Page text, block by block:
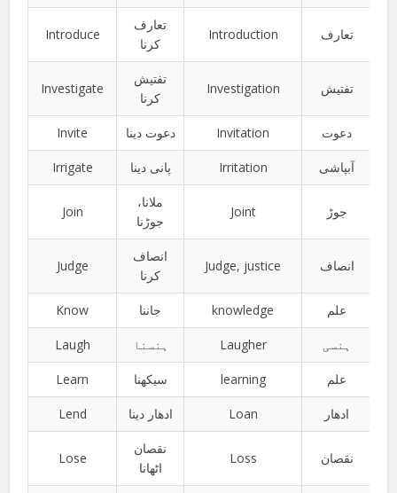
Introduce
تعارف
کرنا
Introduction تعارف
Investigate
تفتیش
کرنا
Investigation تفتیش
Invite دعوت دینا Invitation دعوت
Irrigate پانی دینا Irritation آبپاشی
Join
ملانا،
جوڑنا
Joint جوڑ
Judge
انصاف
کرنا
Judge, justice انصاف
Know جاننا knowledge علم
Laugh ہنسنا Laugher ہنسی
Learn سیکھنا learning علم
Lend ادھار دینا Loan ادھار
Lose
نقصان
اٹھانا
Loss نقصان